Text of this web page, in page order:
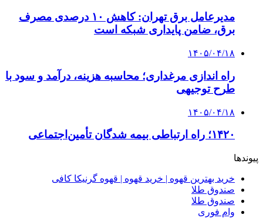
مدیرعامل برق تهران: کاهش ۱۰ درصدی مصرف
برق، ضامن پایداری شبکه است
۱۴۰۵/۰۴/۱۸
راه اندازی مرغداری؛ محاسبه هزینه، درآمد و سود با
طرح توجیهی
۱۴۰۵/۰۴/۱۸
۱۴۲۰؛ راه ارتباطی بیمه شدگان تأمین‌اجتماعی
پیوندها
خرید بهترین قهوه | خرید قهوه | قهوه گرنیکا کافی
صندوق طلا
صندوق طلا
وام فوری